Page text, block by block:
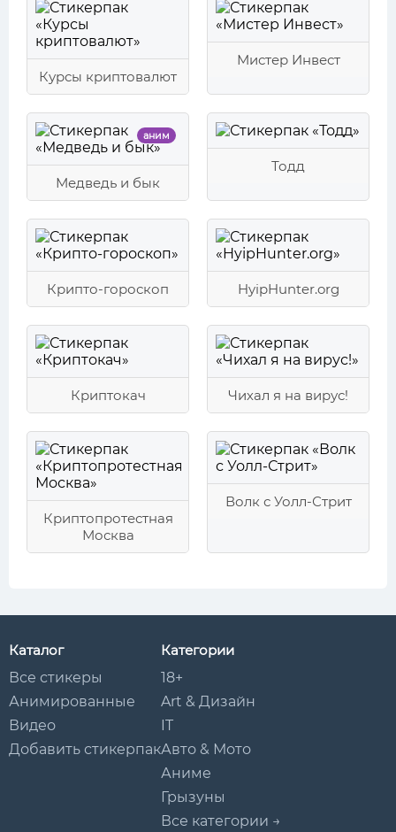
Курсы криптовалют
Мистер Инвест
аним
Медведь и бык
Тодд
Крипто-гороскоп HyipHunter.org
Криптокач Чихал я на вирус!
Криптопротестная
Москва
Волк с Уолл-Стрит
Каталог
Все стикеры
Анимированные
Видео
Добавить стикерпак
Категории
18+
Art & Дизайн
IT
Авто & Мото
Аниме
Грызуны
Все категории →